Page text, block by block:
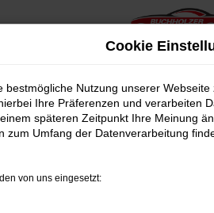
Cookie
bestmögliche Nutzung unserer
Ihre Präferenzen und verarbeiten
späteren Zeitpunkt Ihre Meinung
zum Umfang der Datenverarbeitung
von uns eingesetzt: